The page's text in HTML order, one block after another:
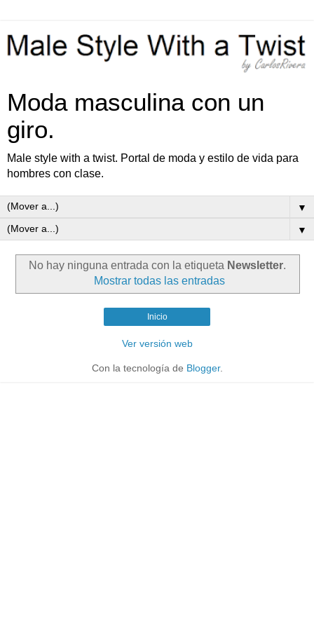
Moda masculina con un
giro.
Male style with a twist. Portal de moda y estilo de vida para
hombres con clase.
▼
▼
No hay ninguna entrada con la etiqueta Newsletter.
Mostrar todas las entradas
Inicio
Ver versión web
Con la tecnología de Blogger.